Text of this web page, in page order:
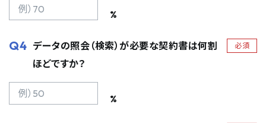
%
Q4 データの照会（検索）が必要な契約書は何割
ほどですか？
必須
%